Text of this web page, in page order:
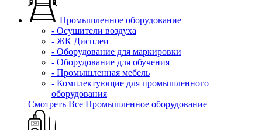
Промышленное оборудование
- Осушители воздуха
- ЖК Дисплеи
- Оборудование для маркировки
- Оборудование для обучения
- Промышленная мебель
- Комплектующие для промышленного
оборудования
Смотреть Все Промышленное оборудование